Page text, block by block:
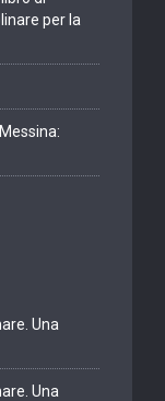
per la
Una
Una